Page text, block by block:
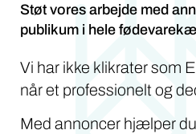
Støt vores arbejde med
publikum i hele
Vi har ikke klikrater som
når et professionelt og
Med annoncer hjælper